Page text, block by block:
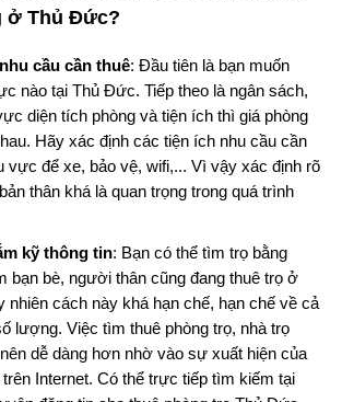
ở Thủ Đức?
cầu cần thuê: Đầu tiên là bạn muốn
nào tại Thủ Đức. Tiếp theo là ngân sách,
diện tích phòng và tiện ích thì giá phòng
Hãy xác định các tiện ích nhu cầu cần
vực để xe, bảo vệ, wifi,... Vì vậy xác định rõ
thân khá là quan trọng trong quá trình
kỹ thông tin: Bạn có thể tìm trọ bằng
bạn bè, người thân cũng đang thuê trọ ở
nhiên cách này khá hạn chế, hạn chế về cả
lượng. Việc tìm thuê phòng trọ, nhà trọ
dễ dàng hơn nhờ vào sự xuất hiện của
Internet. Có thể trực tiếp tìm kiếm tại